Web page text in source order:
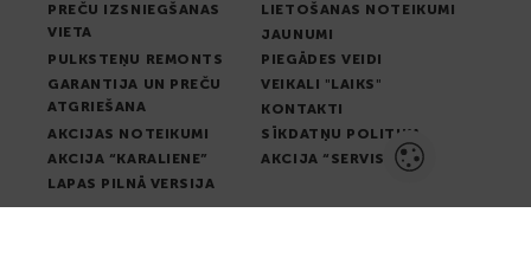
PREČU IZSNIEGŠANAS
VIETA
LIETOŠANAS NOTEIKUMI
JAUNUMI
PULKSTEŅU REMONTS
PIEGĀDES VEIDI
GARANTIJA UN PREČU
ATGRIEŠANA
VEIKALI "LAIKS"
KONTAKTI
AKCIJAS NOTEIKUMI
SĪKDATŅU POLITIKA
AKCIJA “KARALIENE”
AKCIJA “SERVISS”
LAPAS PILNĀ VERSIJA